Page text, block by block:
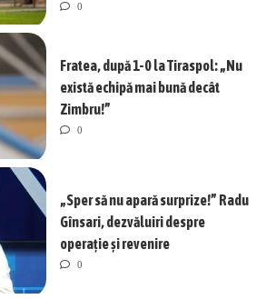
0
Fratea, după 1-0 la Tiraspol: „Nu
există echipă mai bună decât
Zimbru!”
0
„Sper să nu apară surprize!” Radu
Gînsari, dezvăluiri despre
operație și revenire
0